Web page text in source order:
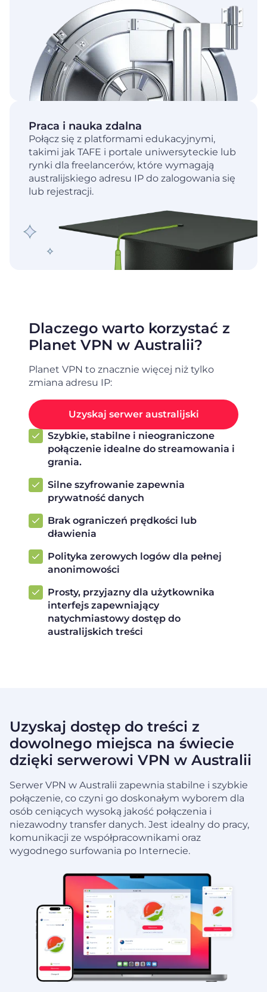
Praca i nauka zdalna
Połącz się z platformami edukacyjnymi,
takimi jak TAFE i portale uniwersyteckie lub
rynki dla freelancerów, które wymagają
australijskiego adresu IP do zalogowania się
lub rejestracji.
Dlaczego warto korzystać z
Planet VPN w Australii?
Planet VPN to znacznie więcej niż tylko
zmiana adresu IP:
Uzyskaj serwer australijski
Szybkie, stabilne i nieograniczone
połączenie idealne do streamowania i
grania.
Silne szyfrowanie zapewnia
prywatność danych
Brak ograniczeń prędkości lub
dławienia
Polityka zerowych logów dla pełnej
anonimowości
Prosty, przyjazny dla użytkownika
interfejs zapewniający
natychmiastowy dostęp do
australijskich treści
Uzyskaj dostęp do treści z
dowolnego miejsca na świecie
dzięki serwerowi VPN w Australii
Serwer VPN w Australii zapewnia stabilne i szybkie
połączenie, co czyni go doskonałym wyborem dla
osób ceniących wysoką jakość połączenia i
niezawodny transfer danych. Jest idealny do pracy,
komunikacji ze współpracownikami oraz
wygodnego surfowania po Internecie.